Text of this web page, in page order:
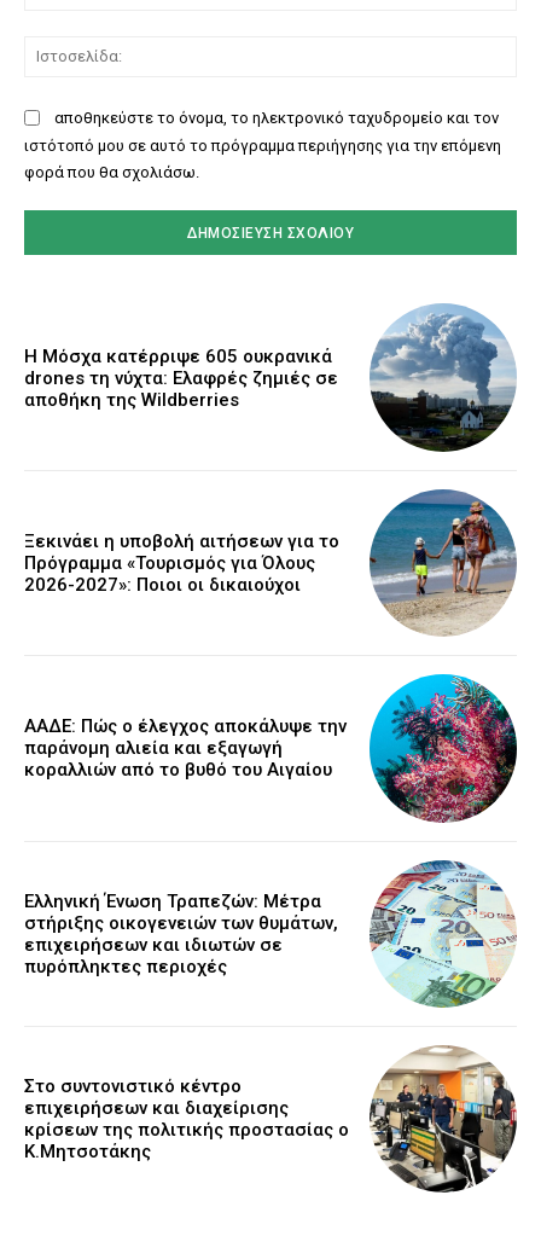
αποθηκεύστε το όνομα, το ηλεκτρονικό ταχυδρομείο και τον
ιστότοπό μου σε αυτό το πρόγραμμα περιήγησης για την επόμενη
φορά που θα σχολιάσω.
Η Μόσχα κατέρριψε 605 ουκρανικά
drones τη νύχτα: Ελαφρές ζημιές σε
αποθήκη της Wildberries
Ξεκινάει η υποβολή αιτήσεων για το
Πρόγραμμα «Τουρισμός για Όλους
2026-2027»: Ποιοι οι δικαιούχοι
ΑΑΔΕ: Πώς ο έλεγχος αποκάλυψε την
παράνομη αλιεία και εξαγωγή
κοραλλιών από το βυθό του Αιγαίου
Ελληνική Ένωση Τραπεζών: Μέτρα
στήριξης οικογενειών των θυμάτων,
επιχειρήσεων και ιδιωτών σε
πυρόπληκτες περιοχές
Στο συντονιστικό κέντρο
επιχειρήσεων και διαχείρισης
κρίσεων της πολιτικής προστασίας ο
Κ.Μητσοτάκης